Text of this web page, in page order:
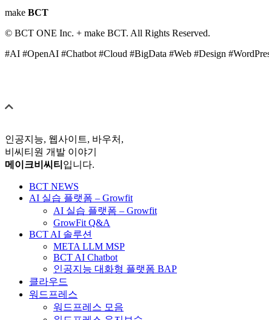
make BCT
© BCT ONE Inc. + make BCT. All Rights Reserved.
#AI #OpenAI #Chatbot #Cloud #BigData #Web #Design
인공지능, 웹사이트, 바우처,
비씨티원 개발 이야기
메이크비씨티 입니다.
BCT NEWS
AI 실습 플랫폼 – Growfit
AI 실습 플랫폼 – Growfit
GrowFit Q&A
BCT AI 솔루션
META LLM MSP
BCT AI Chatbot
인공지능 대화형 플랫폼 BAP
클라우드
워드프레스
워드프레스 모음